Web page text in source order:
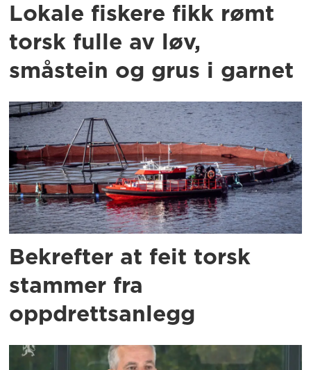
Lokale fiskere fikk rømt
torsk fulle av løv,
småstein og grus i garnet
Bekrefter at feit torsk
stammer fra
oppdrettsanlegg